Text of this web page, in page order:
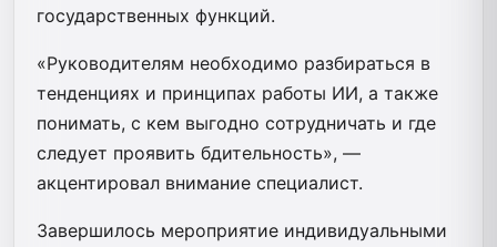
государственных функций.
«Руководителям необходимо разбираться в
тенденциях и принципах работы ИИ, а также
понимать, с кем выгодно сотрудничать и где
следует проявить бдительность», —
акцентировал внимание специалист.
Завершилось мероприятие индивидуальными